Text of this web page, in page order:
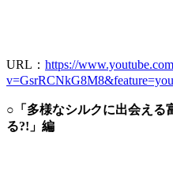
URL： https://
○「多様なシルクに出会える
る?!」編